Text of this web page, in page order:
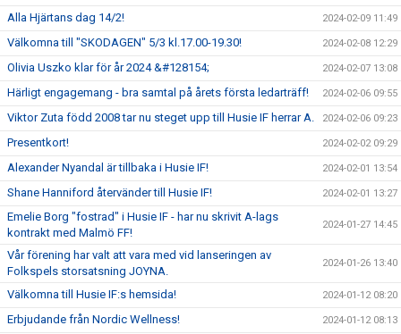
Alla Hjärtans dag 14/2! 2024-02-09 11:49
Välkomna till "SKODAGEN" 5/3 kl.17.00-19.30! 2024-02-08 12:29
Olivia Uszko klar för år 2024 &#128154; 2024-02-07 13:08
Härligt engagemang - bra samtal på årets första ledarträff! 2024-02-06 09:55
Viktor Zuta född 2008 tar nu steget upp till Husie IF herrar A. 2024-02-06 09:23
Presentkort! 2024-02-02 09:29
Alexander Nyandal är tillbaka i Husie IF! 2024-02-01 13:54
Shane Hanniford återvänder till Husie IF! 2024-02-01 13:27
Emelie Borg "fostrad" i Husie IF - har nu skrivit A-lags
kontrakt med Malmö FF!
2024-01-27 14:45
Vår förening har valt att vara med vid lanseringen av
Folkspels storsatsning JOYNA.
2024-01-26 13:40
Välkomna till Husie IF:s hemsida! 2024-01-12 08:20
Erbjudande från Nordic Wellness! 2024-01-12 08:13